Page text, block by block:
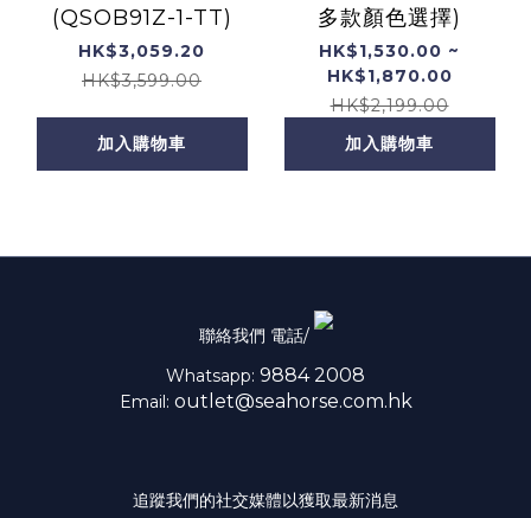
(QSOB91Z-1-TT)
HK$3,059.20
HK$3,599.00
加入購物車
多款顏色選擇)
HK$1,530.00 ~
HK$1,870.00
HK$2,199.00
加入購物車
聯絡我們 電話/
Whatsapp: 9884 2008
Email: outlet@seahorse.com.hk
追蹤我們的社交媒體以獲取最新消息